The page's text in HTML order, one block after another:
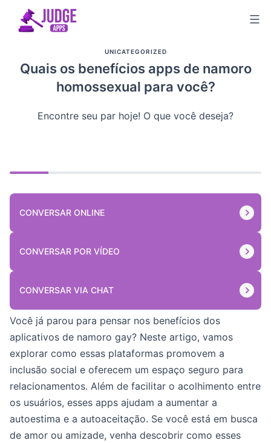
UNICATEGORIZED
Quais os benefícios apps de namoro
homossexual para você?
Encontre seu par hoje! O que você deseja?
CONVERSAR ONLINE
CONVERSAR POR VÍDEO
CONVERSAR VIA CHAT
Você já parou para pensar nos benefícios dos
aplicativos de namoro gay? Neste artigo, vamos
explorar como essas plataformas promovem a
inclusão social e oferecem um espaço seguro para
relacionamentos. Além de facilitar o acolhimento entre
os usuários, esses apps ajudam a aumentar a
autoestima e a autoaceitação. Se você está em busca
de amor ou amizade, venha descobrir como esses